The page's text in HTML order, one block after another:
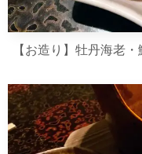
【お造り】牡丹海老